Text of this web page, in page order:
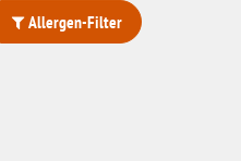
Allergen-Filter